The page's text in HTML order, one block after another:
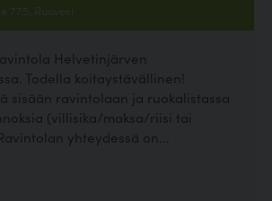
775, Ruovesi
Helvetinjärven
Todella koitaystävällinen!
sisään ravintolaan ja ruokalistassa
(villisika/maksa/riisi tai
yhteydessä on...